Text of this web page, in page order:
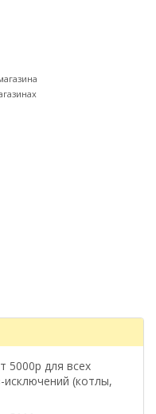
5000р для всех
(котлы,